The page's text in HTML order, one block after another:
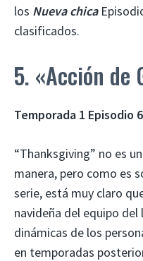
los Nueva chica
clasificados.
5. «Acción de
Temporada 1 Episodio 6
“Thanksgiving” no es
manera, pero como es
serie, está muy claro
navideña del equipo
dinámicas de los
en temporadas